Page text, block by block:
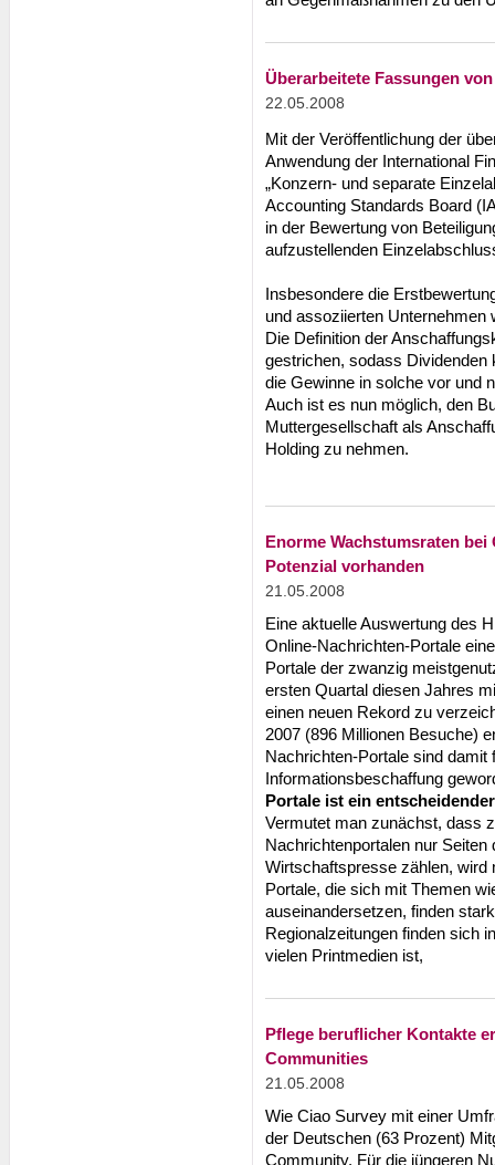
Überarbeitete Fassungen
22.05.2008
Mit der Veröffentlichung der
Anwendung der International
„Konzern- und separate
Accounting Standards Board
in der Bewertung von
aufzustellenden
Insbesondere die
und assoziierten Unternehmen
Die Definition der
gestrichen, sodass
die Gewinne in solche vor und
Auch ist es nun möglich, den
Muttergesellschaft als
Holding zu nehmen.
Enorme Wachstumsraten
Potenzial vorhanden
21.05.2008
Eine aktuelle Auswertung des
Online-Nachrichten-Portale
Portale der zwanzig
ersten Quartal diesen Jahres
einen neuen Rekord zu
2007 (896 Millionen Besuche)
Nachrichten-Portale sind damit
Informationsbeschaffung
Portale ist ein
Vermutet man zunächst, dass
Nachrichtenportalen nur Seiten
Wirtschaftspresse zählen, wird
Portale, die sich mit Themen
auseinandersetzen, finden
Regionalzeitungen finden sich
vielen Printmedien ist,
Pflege beruflicher Kontakte
Communities
21.05.2008
Wie Ciao Survey mit einer
der Deutschen (63 Prozent)
Community. Für die jüngeren